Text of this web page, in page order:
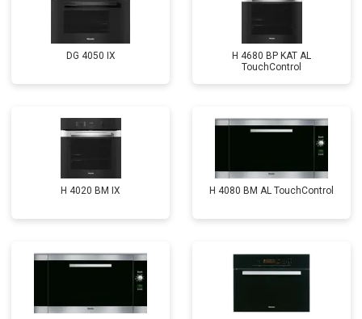
DG 4050 IX
H 4680 BP KAT AL
TouchControl
H 4020 BM IX H 4080 BM AL TouchControl